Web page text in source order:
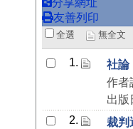
分享網址
友善列印
全選 無全文
1.
社論
作者
出版
2.
裁判